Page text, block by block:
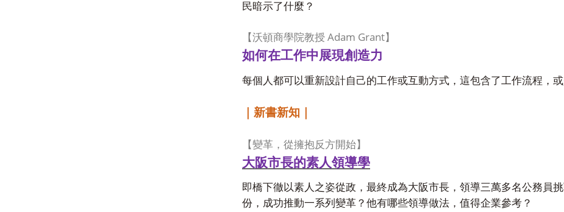
民暗示了什麼？
【沃頓商學院教授 Adam Grant】
如何在工作中展現創造力
每個人都可以重新設計自己的工作或互動方式，這包含了工作流程，或
｜新書新知｜
【變革，從擁抱反方開始】
大阪市長的素人領導學
即橋下徹以素人之姿從政，最終成為大阪市長，領導三萬多名公務員
份，成功推動一系列變革？他有哪些領導做法，值得企業參考？